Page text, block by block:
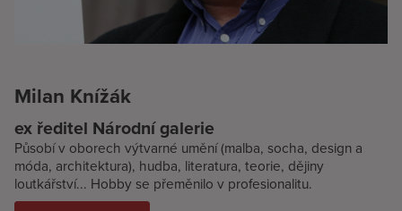
Milan Knížák
ex ředitel Národní galerie
Působí v oborech výtvarné umění (malba, socha, design a
móda, architektura), hudba, literatura, teorie, dějiny
loutkářství... Hobby se přeměnilo v profesionalitu.